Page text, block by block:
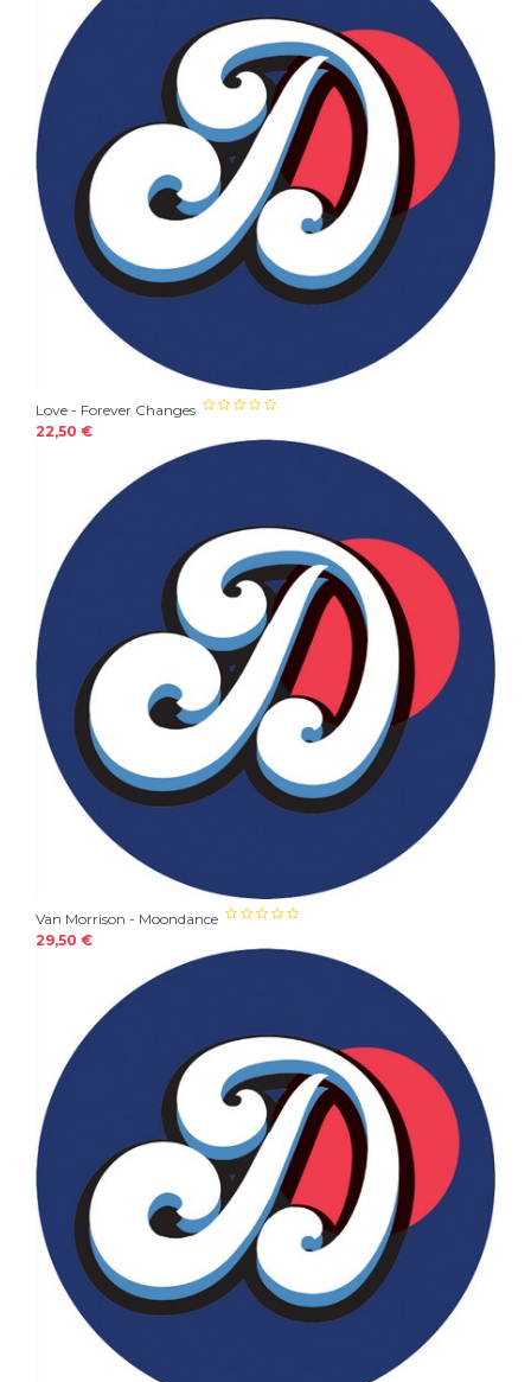
Love - Forever Changes
22,50 €
Van Morrison - Moondance
29,50 €